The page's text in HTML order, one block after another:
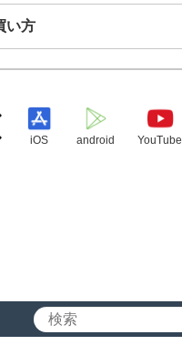
い方
iOS android YouTube